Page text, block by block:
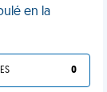
en la
0